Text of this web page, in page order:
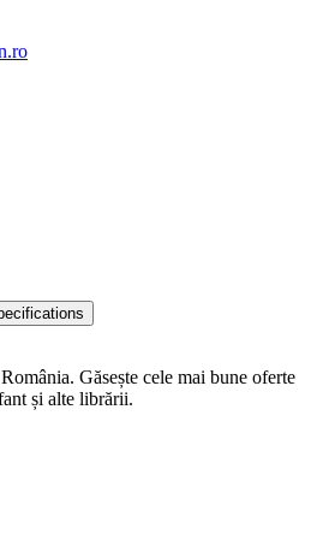
Găsește cele mai bune oferte
și alte librării.